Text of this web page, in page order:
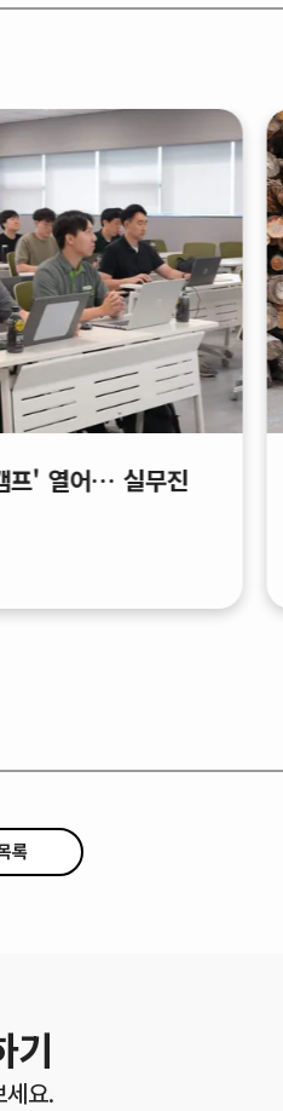
프' 열어… 실무진
록
기
세요.